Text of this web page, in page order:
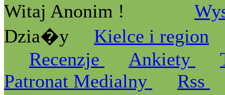
Witaj Anonim !
Dzia�y
Kielce i region
Recenzje
Ankiety
Patronat Medialny
Rss